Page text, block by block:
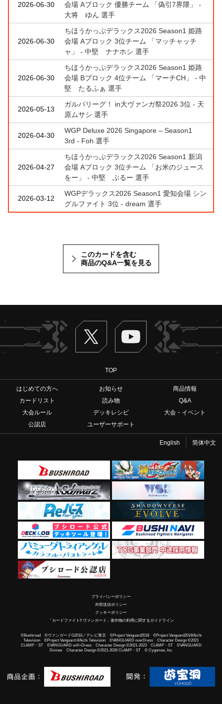
2026-06-30
会場 Aブロック 優勝チーム 「偽引7界隈」 -
大将 ゆん 選手
2026-06-30
ちほうかっぷデラックス2026 Season1 姫路
会場 Aブロック 3位チーム 「マッチャッチ
ャ」 - 中堅 ナナホシ 選手
2026-06-30
ちほうかっぷデラックス2026 Season1 姫路
会場 Bブロック 4位チーム 「マーチCH」 - 中
堅 たるふぁ 選手
2026-05-13
ガルパリーグ！ in大ヴァンガ祭2026 3位 - 天
原ムサシ 選手
2026-04-30
WGP Deluxe 2026 Singapore – Season1
3rd - Foh 選手
2026-04-27
ちほうかっぷデラックス2026 Season1 新潟
会場 Aブロック 3位チーム 「お米のジュース
をー」 - 中堅 ぶるー 選手
2026-03-12
WGPデラックス2026 Season1 愛知会場 シン
グルファイト 3位 - dream 選手
このカードを含む
商品のQ&A一覧を見る
Twitter ヴァンガードch
TOP
はじめての方へ お知らせ
商品情報
カードリスト
読み物
Q&A
大会ルール
デッキレシピ
大会・イベント
公認店
ユーザーサポート
English 简体中文
プライバシーポリシー
外部送信ポリシー
クッキーポリシー
「カードファイト!! ヴァンガード」著作物の利用に関するガイドライン
©Bushiroad ©ヴァンガードG2016／テレビ東京 ©Project Vanguard2018 ©Project Vanguard2019/Aichi
Television ©Project Vanguard if/Aichi Television ©VANGUARD overDress Character Design ©2021
CLAMP・ST ©VANGUARD will+Dress Character Design ©2021-2023 CLAMP・ST ©VANGUARD
Divinez Character Design ©2021-2026 CLAMP・ST © Cygames, Inc.